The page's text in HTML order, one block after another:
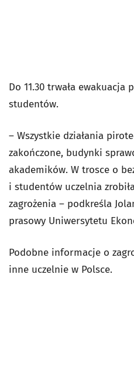
Do 11.30 trwała
studentów.
– Wszystkie działania
zakończone, budynki
akademików. W trosce o
i studentów uczelnia
zagrożenia – podkreśla
prasowy Uniwersytetu
Podobne informacje o
inne uczelnie w Polsce.